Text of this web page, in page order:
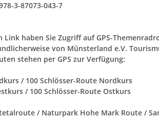
3-87073-043-7
Link haben Sie Zugriff auf GPS-
von Münsterland e.V.
stehen per GPS zur Verfügung:
/ 100 Schlösser-Route Nordkurs
/ 100 Schlösser-Route Ostkurs
/ Naturpark Hohe Mark Route /